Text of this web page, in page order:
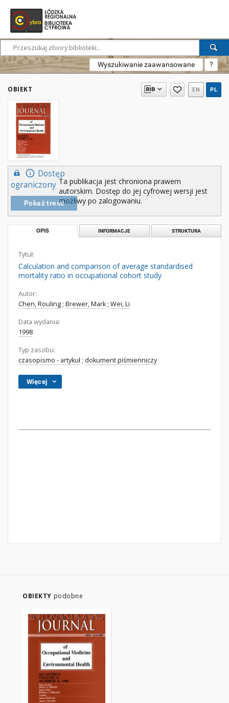
Wyszukiwanie zaawansowane ?
OBIEKT EN PL
Dostęp
ograniczony
Pokaż treść
Ta publikacja jest chroniona prawem
autorskim. Dostęp do jej cyfrowej wersji jest
możliwy po zalogowaniu.
OPIS INFORMACJE STRUKTURA
Tytuł:
Calculation and comparison of average standardised
mortality ratio in occupational cohort study
Autor:
Chen, Rouling ; Brewer, Mark; Wei, Li
Data wydania:
1998
Typ zasobu:
czasopismo - artykuł ; dokument piśmienniczy
Więcej
OBIEKTY podobne